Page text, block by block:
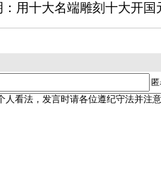
：用十大名端雕刻十大开国